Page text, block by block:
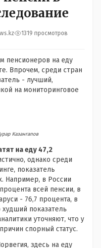
1319 просмотров
пенсионеров на еду
Впрочем, среди стран
- лучший,
на мониторинговое
Казангапов
на еду 47,2
однако среди
показатель
Например, в России
всей пенсии, в
- 76,7 процента, в
показатель
уточняют, что у
спорный статус.
здесь на еду